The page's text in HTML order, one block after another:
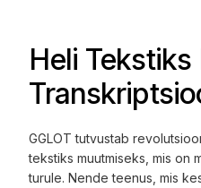
Heli
GGLOT tutvustab
tekstiks muutmiseks, mis on
turule. Nende teenus, mis